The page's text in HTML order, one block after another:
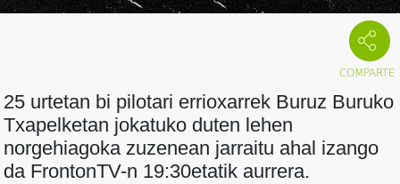
25 urtetan bi pilotari errioxarrek Buruz Buruko
Txapelketan jokatuko duten lehen
norgehiagoka zuzenean jarraitu ahal izango
da FrontonTV-n 19:30etatik aurrera.